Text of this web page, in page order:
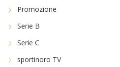
news in primo piano
Promozione
Serie B
Serie C